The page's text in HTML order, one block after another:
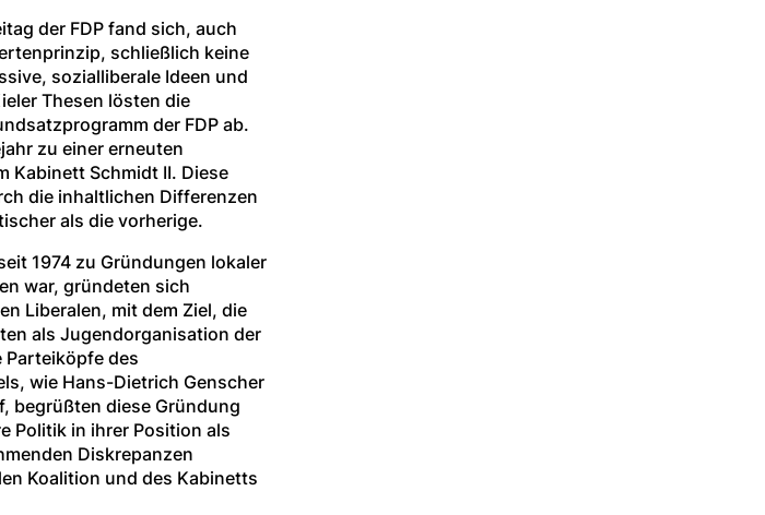
der FDP fand sich, auch
schließlich keine
sozialliberale Ideen und
Thesen lösten die
der FDP ab.
zu einer erneuten
Kabinett Schmidt II. Diese
die inhaltlichen Differenzen
als die vorherige.
1974 zu Gründungen lokaler
war, gründeten sich
Liberalen, mit dem Ziel, die
als Jugendorganisation der
Parteiköpfe des
wie Hans-Dietrich Genscher
begrüßten diese Gründung
Politik in ihrer Position als
Diskrepanzen
Koalition und des Kabinetts